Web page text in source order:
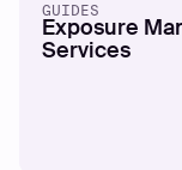
GUIDES
Exposure
Services